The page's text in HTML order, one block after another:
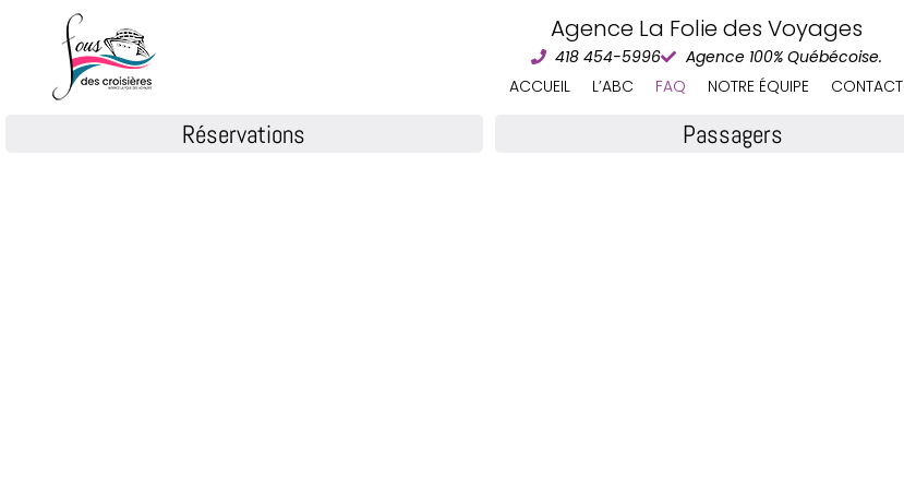
Agence La Folie des Voyages
418 454-5996
Agence 100% Québécoise.
ACCUEIL
L’ABC FAQ NOTRE ÉQUIPE CONTACT
Réservations Passagers